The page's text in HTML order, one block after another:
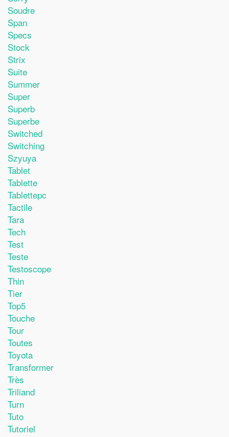
Soudre
Span
Specs
Stock
Strix
Suite
Summer
Super
Superb
Superbe
Switched
Switching
Szyuya
Tablet
Tablette
Tablettepc
Tactile
Tara
Tech
Test
Teste
Testoscope
Thin
Tier
Top5
Touche
Tour
Toutes
Toyota
Transformer
Très
Triliand
Turn
Tuto
Tutoriel